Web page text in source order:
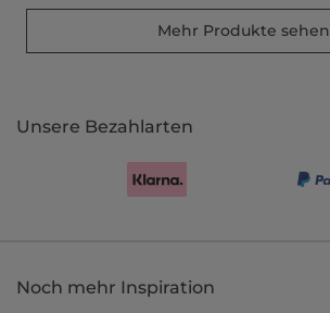
Mehr Produkte sehen
Unsere Bezahlarten
Noch mehr Inspiration